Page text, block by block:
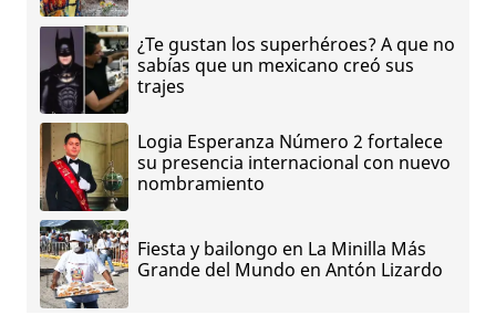
¿Te gustan los superhéroes? A que no
sabías que un mexicano creó sus
trajes
Logia Esperanza Número 2 fortalece
su presencia internacional con nuevo
nombramiento
Fiesta y bailongo en La Minilla Más
Grande del Mundo en Antón Lizardo